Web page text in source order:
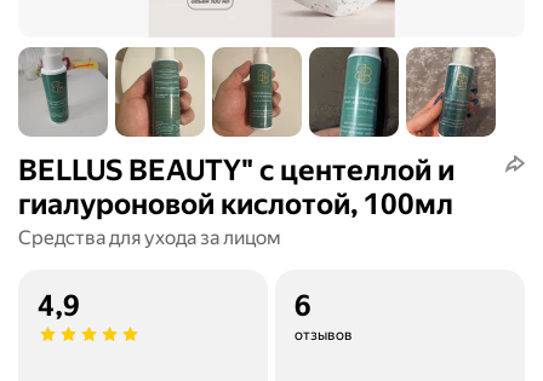
BELLUS BEAUTY" с центеллой и
гиалуроновой кислотой, 100мл
Средства для ухода за лицом
4,9 6
отзывов